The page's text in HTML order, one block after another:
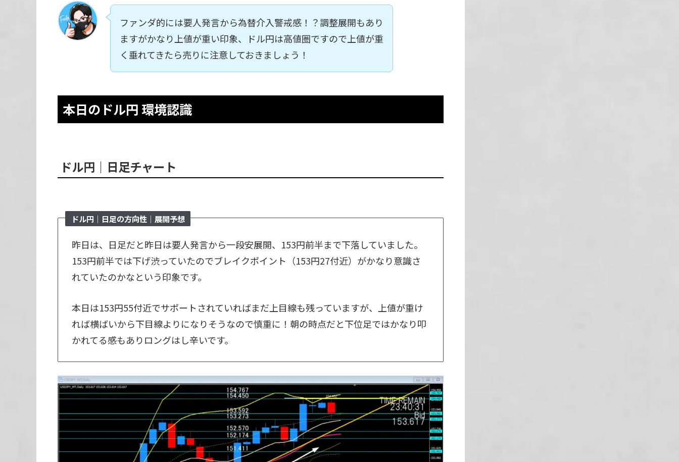
ファンダ的には要人発言から為替介入警戒感！？調整展開もあり
ますがかなり上値が重い印象、ドル円は高値圏ですので上値が重
く垂れてきたら売りに注意しておきましょう！
本日のドル円 環境認識
ドル円｜日足チャート
ドル円｜日足の方向性｜展開予想
昨日は、日足だと昨日は要人発言から一段安展開、153円前半まで下落していました。
153円前半では下げ渋っていたのでブレイクポイント（153円27付近）がかなり意識さ
れていたのかなという印象です。
本日は153円55付近でサポートされていればまだ上目線も残っていますが、上値が重け
れば横ばいから下目線よりになりそうなので慎重に！朝の時点だと下位足ではかなり叩
かれてる感もありロングはし辛いです。